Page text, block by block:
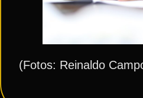
(Fotos: Reinaldo